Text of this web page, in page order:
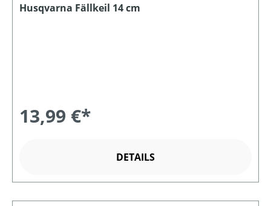
Husqvarna Fällkeil 14 cm
13,99 €*
DETAILS